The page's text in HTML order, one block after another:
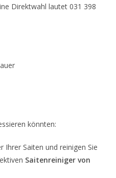
Direktwahl lautet 031 398
könnten:
Ihrer Saiten und reinigen Sie
Saitenreiniger von